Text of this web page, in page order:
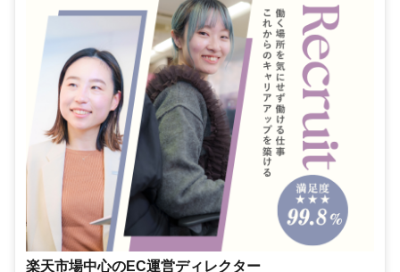
楽天市場中心のEC運営ディレクター